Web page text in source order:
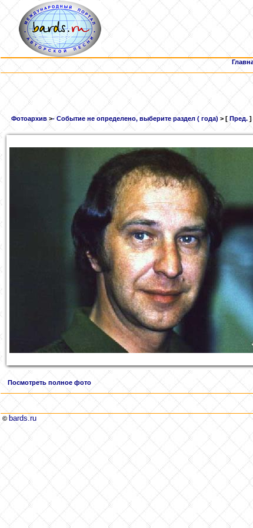
Фотоархив >- Событие не определено, выберите раздел ( года) > [ Пред. ]
Посмотреть полное фото
© bards.ru